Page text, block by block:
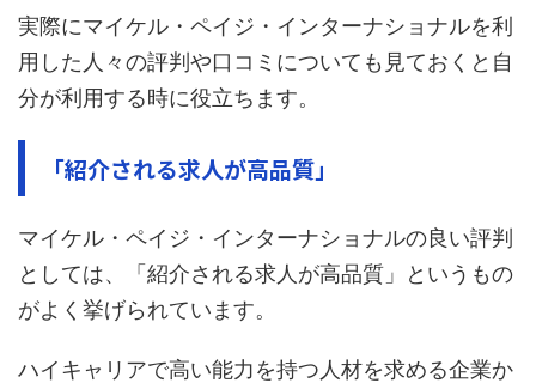
実際にマイケル・ペイジ・インターナショナルを利
用した人々の評判や口コミについても見ておくと自
分が利用する時に役立ちます。
「紹介される求人が高品質」
マイケル・ペイジ・インターナショナルの良い評判
としては、「紹介される求人が高品質」というもの
がよく挙げられています。
ハイキャリアで高い能力を持つ人材を求める企業か